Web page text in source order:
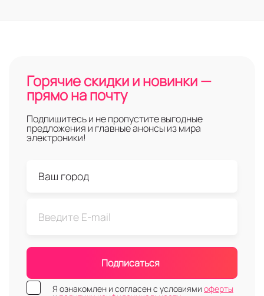
Горячие скидки и новинки —
прямо на почту
Подпишитесь и не пропустите выгодные
предложения и главные анонсы из мира
электроники!
Подписаться
Я ознакомлен и согласен с условиями оферты